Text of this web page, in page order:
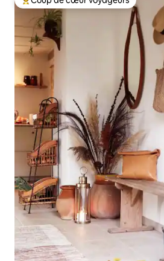
Coups de cœur voyageurs les plus